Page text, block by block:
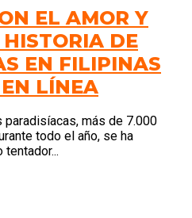
EL AMOR Y
DE
EN FILIPINAS
LÍNEA
paradisíacas, más de 7.000
todo el año, se ha